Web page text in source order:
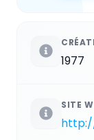
1977
SITE